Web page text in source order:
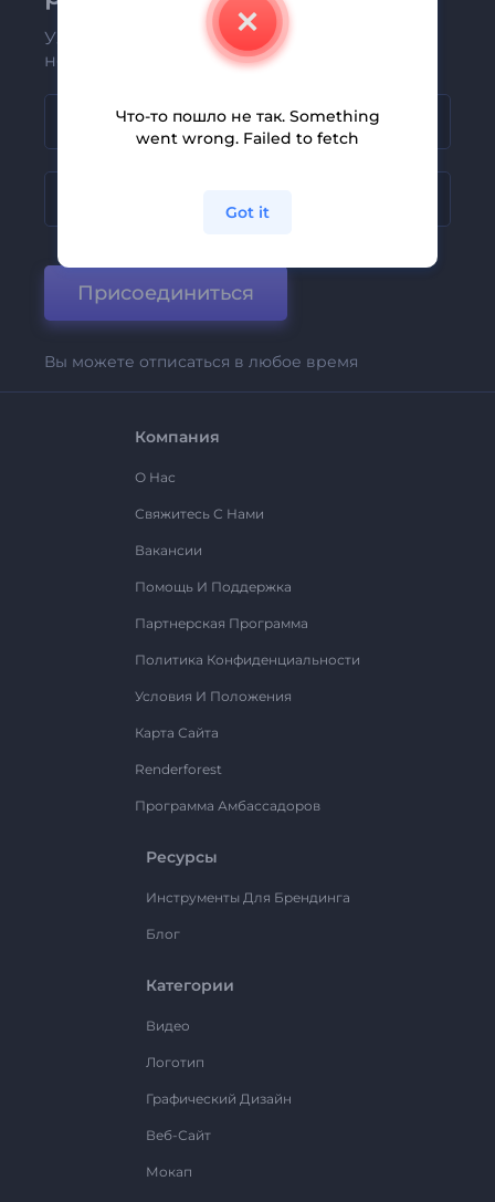
Узнавайте о последних новостях и
новых предложениях первыми
Присоединиться
Вы можете отписаться в любое время
Компания
О Нас
Свяжитесь С Нами
Вакансии
Помощь И Поддержка
Партнерская Программа
Политика Конфиденциальности
Условия И Положения
Карта Сайта
Renderforest
Программа Амбассадоров
Ресурсы
Инструменты Для Брендинга
Блог
Категории
Видео
Логотип
Графический Дизайн
Веб-Сайт
Мокап
Что-то пошло не так. Something
went wrong. Failed to fetch
Got it